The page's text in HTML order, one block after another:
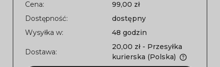
Cena:
99,00 zł
Dostępność:
dostępny
Wysyłka w:
48 godzin
Dostawa:
20,00 zł - Przesyłka
kurierska (Polska)